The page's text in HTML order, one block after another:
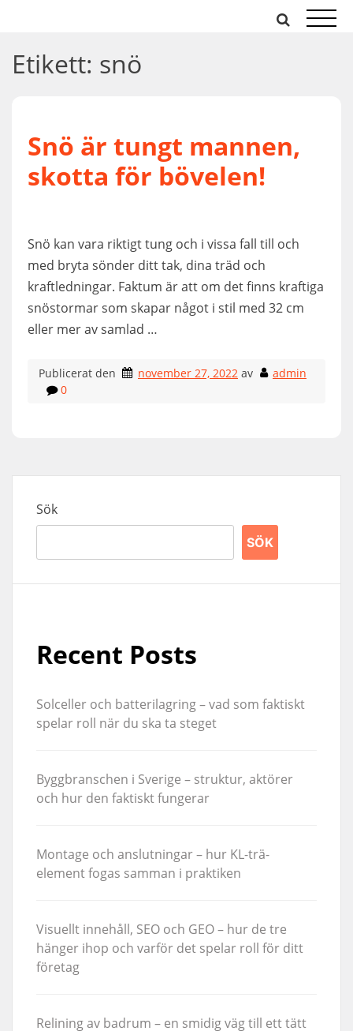
Etikett: snö
Snö är tungt mannen,
skotta för bövelen!
Snö kan vara riktigt tung och i vissa fall till och
med bryta sönder ditt tak, dina träd och
kraftledningar. Faktum är att om det finns kraftiga
snöstormar som skapar något i stil med 32 cm
eller mer av samlad …
Publicerat den november 27, 2022 av
admin
0
Sök
SÖK
Recent Posts
Solceller och batterilagring – vad som faktiskt
spelar roll när du ska ta steget
Byggbranschen i Sverige – struktur, aktörer
och hur den faktiskt fungerar
Montage och anslutningar – hur KL-trä-
element fogas samman i praktiken
Visuellt innehåll, SEO och GEO – hur de tre
hänger ihop och varför det spelar roll för ditt
företag
Relining av badrum – en smidig väg till ett tätt